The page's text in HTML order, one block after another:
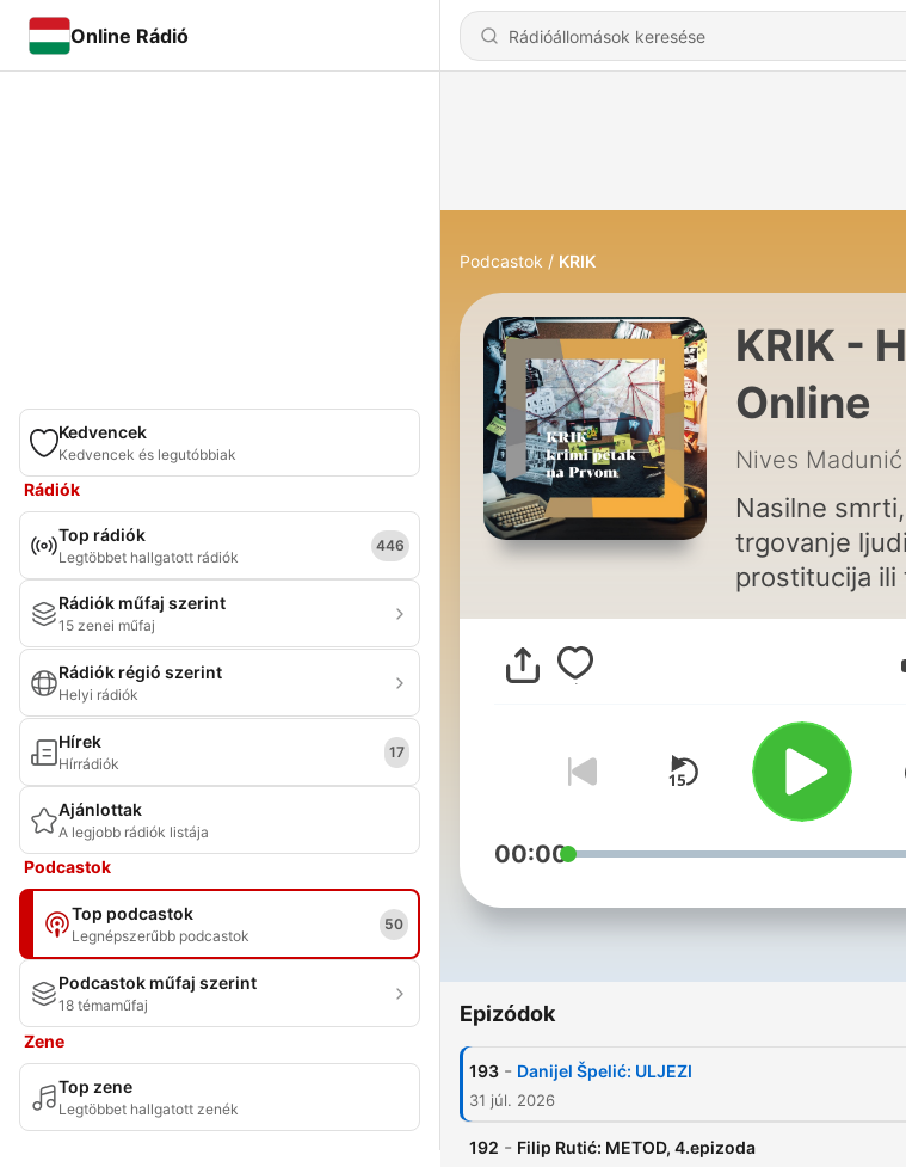
Online Rádió
Kedvencek
Kedvencek és legutóbbiak
Rádiók
Top rádiók
Legtöbbet hallgatott rádiók
446
Rádiók műfaj szerint
15 zenei műfaj
Rádiók régió szerint
Helyi rádiók
Hírek
Hírrádiók
17
Ajánlottak
A legjobb rádiók listája
Podcastok
Top podcastok
Legnépszerűbb podcastok
50
Podcastok műfaj szerint
18 témaműfaj
Zene
Top zene
Legtöbbet hallgatott zenék
Podcastok KRIK
KRIK -
Online
Nives
Nasilne smrti, politički kriminal,
trgovanje
prostitucija
prijevare i
istražitelji i
priče koje
napetosti do
temelj su
možete
sata na
Hrvatskoga
vama
00:00
Epizódok
193 - Danijel Špelić: ULJEZI
31 júl. 2026
192 - Filip Rutić: METOD, 4.epizoda